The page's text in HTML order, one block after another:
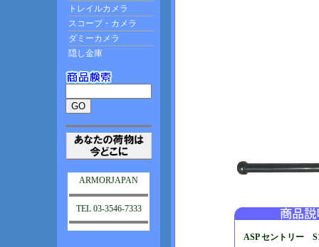
ARMORJAPAN
TEL 03-3546-7333
ASP セントリー